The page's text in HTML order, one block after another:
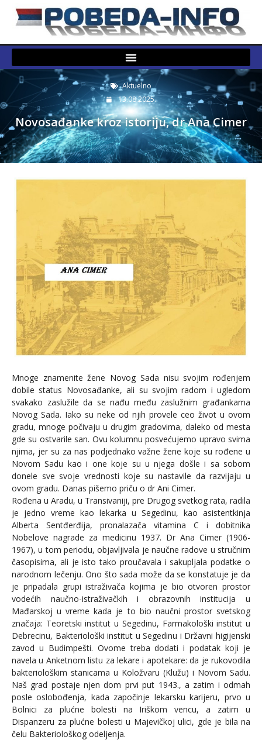
Aktuelno
13.08.2025.
Novosađanke kroz istoriju, dr Ana Cimer
Mnoge znamenite žene Novog Sada nisu svojim rođenjem
dobile status Novosađanke, ali su svojim radom i ugledom
svakako zaslužile da se nađu među zaslužnim građankama
Novog Sada. Iako su neke od njih provele ceo život u ovom
gradu, mnoge počivaju u drugim gradovima, daleko od mesta
gde su ostvarile san. Ovu kolumnu posvećujemo upravo svima
njima, jer su za nas podjednako važne žene koje su rođene u
Novom Sadu kao i one koje su u njega došle i sa sobom
donele sve svoje vrednosti koje su nastavile da razvijaju u
ovom gradu. Danas pišemo priču o dr Ani Cimer.
Rođena u Aradu, u Transivaniji, pre Drugog svetkog rata, radila
je jedno vreme kao lekarka u Segedinu, kao asistentkinja
Alberta Sentđerđija, pronalazača vitamina C i dobitnika
Nobelove nagrade za medicinu 1937. Dr Ana Cimer (1906-
1967), u tom periodu, objavljivala je naučne radove u stručnim
časopisima, ali je isto tako proučavala i sakupljala podatke o
narodnom lečenju. Ono što sada može da se konstatuje je da
je pripadala grupi istraživača kojima je bio otvoren prostor
vodećih naučno-istraživačkih i obrazovnih institucija u
Mađarskoj u vreme kada je to bio naučni prostor svetskog
značaja: Teoretski institut u Segedinu, Farmakološki institut u
Debrecinu, Bakteriološki institut u Segedinu i Državni higijenski
zavod u Budimpešti. Ovome treba dodati i podatak koji je
navela u Anketnom listu za lekare i apotekare: da je rukovodila
bakteriološkim stanicama u Koložvaru (Klužu) i Novom Sadu.
Naš grad postaje njen dom prvi put 1943., a zatim i odmah
posle oslobođenja, kada započinje lekarsku karijeru, prvo u
Bolnici za plućne bolesti na Iriškom vencu, a zatim u
Dispanzeru za plućne bolesti u Majevičkoj ulici, gde je bila na
čelu Bakteriološkog odeljenja.